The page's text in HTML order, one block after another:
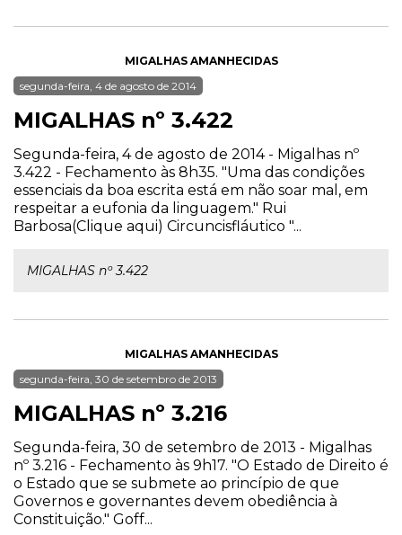
MIGALHAS AMANHECIDAS
segunda-feira, 4 de agosto de 2014
MIGALHAS nº 3.422
Segunda-feira, 4 de agosto de 2014 - Migalhas nº
3.422 - Fechamento às 8h35. "Uma das condições
essenciais da boa escrita está em não soar mal, em
respeitar a eufonia da linguagem." Rui
Barbosa(Clique aqui) Circuncisfláutico "...
MIGALHAS nº 3.422
MIGALHAS AMANHECIDAS
segunda-feira, 30 de setembro de 2013
MIGALHAS nº 3.216
Segunda-feira, 30 de setembro de 2013 - Migalhas
nº 3.216 - Fechamento às 9h17. "O Estado de Direito é
o Estado que se submete ao princípio de que
Governos e governantes devem obediência à
Constituição." Goff...